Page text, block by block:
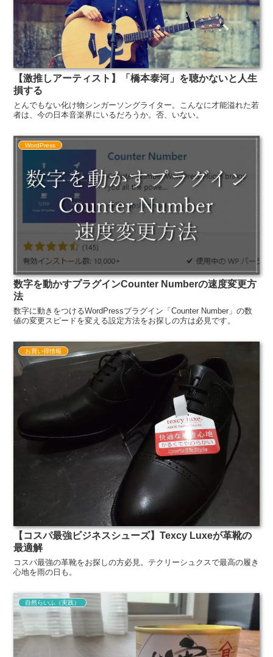
【激推しアーティスト】「橋本泰河」を聴かないと人生
損する
とんでもない化け物シンガーソングライター。こんなに才能溢れた若
者は、今の日本音楽界にいるだろうか。否、いない。
WordPress
数字を動かすプラグインCounter Numberの速度変更方
法
数字に動きをつけるWordPressプラグイン「Counter Number」の数
値の変更スピードを変える設定方法をお探しの方は必見です。
お買い得情報
【コスパ最強ビジネスシューズ】Texcy Luxeが革靴の
最適解
コスパ最強の革靴をお探しの方必見。テクリーシュクスで最高の履き
心地を雨の日も。
自然らいふ（実践）